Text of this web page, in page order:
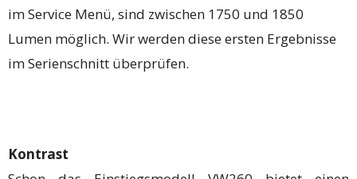
im Service Menü, sind zwischen 1750 und 1850
Lumen möglich. Wir werden diese ersten Ergebnisse
im Serienschnitt überprüfen.
Kontrast